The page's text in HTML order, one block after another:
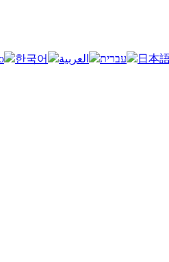
한국어 עברית العربية 日本